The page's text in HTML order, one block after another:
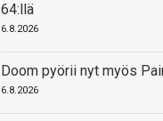
64:llä
6.8.2026
Doom pyörii nyt myös
6.8.2026